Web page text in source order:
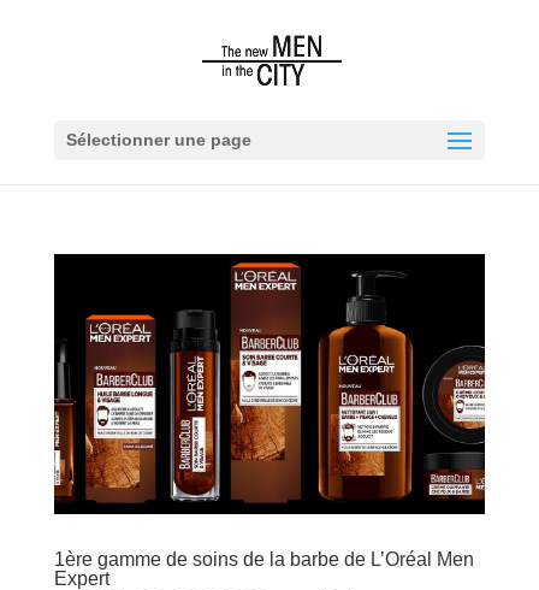
Sélectionner une page
1ère gamme de soins de la barbe de L’Oréal Men
Expert